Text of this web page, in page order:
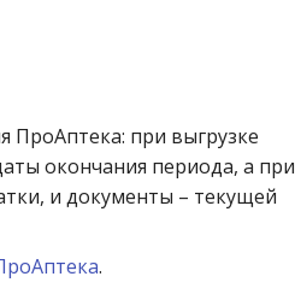
ПроАптека: при выгрузке
окончания периода, а при
и документы – текущей
.